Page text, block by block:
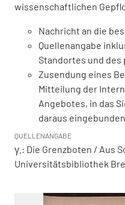
wissenschaftlichen
Nachricht an die
Quellenangabe
Standortes und
Zusendung eines
Mitteilung der
Angebotes, in das
daraus
QUELLENANGABE
γ.: Die Grenzboten / Aus
Universitätsbibliothek